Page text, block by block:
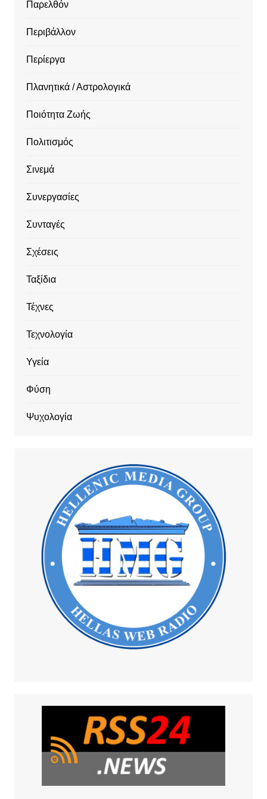
Παρελθόν
Περιβάλλον
Περίεργα
Πλανητικά / Αστρολογικά
Ποιότητα Ζωής
Πολιτισμός
Σινεμά
Συνεργασίες
Συνταγές
Σχέσεις
Ταξίδια
Τέχνες
Τεχνολογία
Υγεία
Φύση
Ψυχολογία